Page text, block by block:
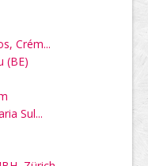
Crém...
(BE)
Sul...